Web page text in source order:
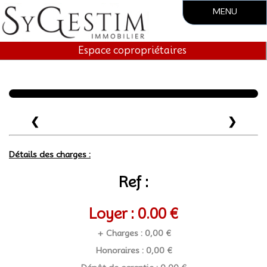
Espace copropriétaires
MENU
Location
❮ ❯
Détails des charges :
Ref :
Loyer : 0.00 €
+ Charges : 0,00 €
Honoraires : 0,00 €